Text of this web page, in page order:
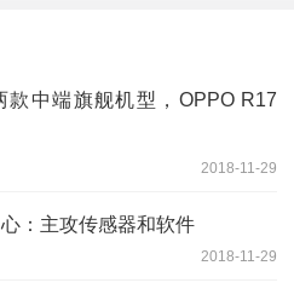
中端旗舰机型，OPPO R17
2018-11-29
：主攻传感器和软件
2018-11-29